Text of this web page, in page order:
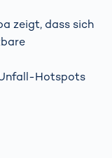
zeigt, dass sich
Hotspots